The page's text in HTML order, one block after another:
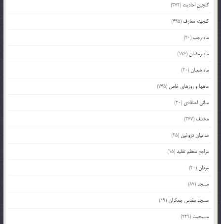
گلچین احادیث (372)
گنجینه معارف (495)
ماه رجب(20)
ماه رمضان(176)
ماه شعبان(20)
ماهها و روزهای خاص (745)
مبانی اعتقادی (20)
مختلف (367)
مدعیان دروغین (25)
مراجع معظم تقلید(15)
مردان(40)
مسجد(87)
مسجد مقدس جمکران(19)
مسیحیت (229)